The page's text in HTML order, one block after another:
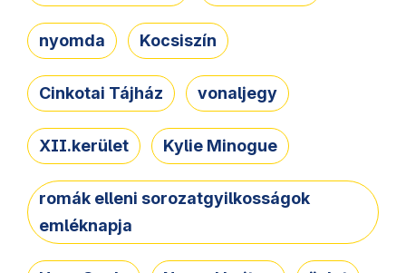
nyomda Kocsiszín
Cinkotai Tájház vonaljegy
XII.kerület Kylie Minogue
romák elleni sorozatgyilkosságok
emléknapja